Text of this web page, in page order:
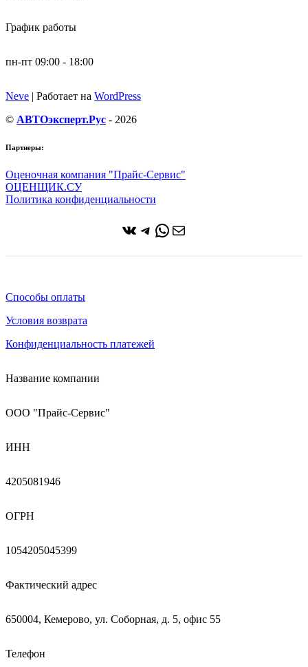
График работы
пн-пт 09:00 - 18:00
Neve | Работает на WordPress
© АВТОэксперт.Рус - 2026
Партнеры:
Оценочная компания "Прайс-Сервис"
ОЦЕНЩИК.СУ
Политика конфиденциальности
ВКонтакте
Telegram
WhatsApp
Почта
Способы оплаты
Условия возврата
Конфиденциальность платежей
Название компании
ООО "Прайс-Сервис"
ИНН
4205081946
ОГРН
1054205045399
Фактический адрес
650004, Кемерово, ул. Соборная, д. 5, офис 55
Телефон